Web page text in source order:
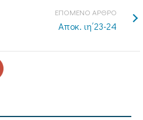
ΕΠΟΜΕΝΟ ΑΡΘΡΟ
Αποκ. ιη΄23-24